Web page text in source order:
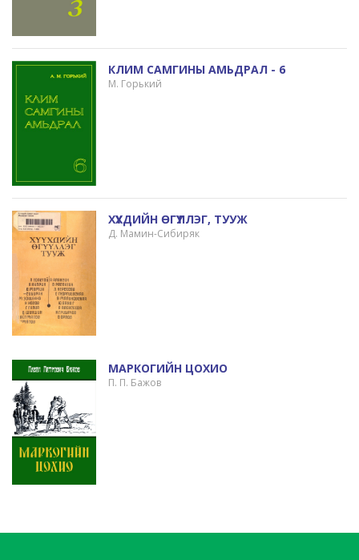
КЛИМ САМГИНЫ АМЬДРАЛ - 6
М. Горький
ХҮҮХДИЙН ӨГҮҮЛЛЭГ, ТУУЖ
Д. Мамин-Сибиряк
МАРКОГИЙН ЦОХИО
П. П. Бажов